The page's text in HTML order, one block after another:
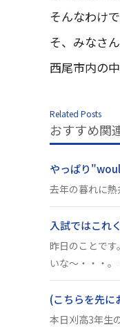
そんなわけ
そ、みなさ
西尾市内の
Related Posts
おすすめ関
やっぱり
去年の暮れに
入試ではこれ
昨日のことで
いな～・・・
(こちらを先に
本日刈高3年生